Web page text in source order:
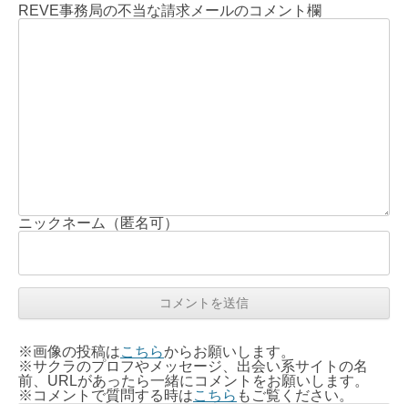
REVE事務局の不当な請求メールのコメント欄
ニックネーム（匿名可）
※画像の投稿はこちらからお願いします。
※サクラのプロフやメッセージ、出会い系サイトの名
前、URLがあったら一緒にコメントをお願いします。
※コメントで質問する時はこちら もご覧ください。